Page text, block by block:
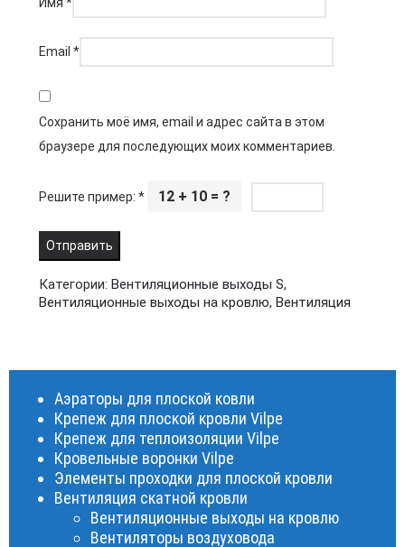
Email *
Сохранить моё имя, email и адрес сайта в этом
браузере для последующих моих комментариев.
Решите пример: * 12 + 10 = ?
Категории: Вентиляционные выходы S,
Вентиляционные выходы на кровлю, Вентиляция
Аэраторы для плоской ковли
Крепеж для плоской кровли Vilpe
Крепеж для теплоизоляции Vilpe
Кровельные воронки Vilpe
Элементы проходки для плоской кровли
Вентиляция скатной кровли
Вентиляционные выходы на кровлю
Вентиляторы воздуховода